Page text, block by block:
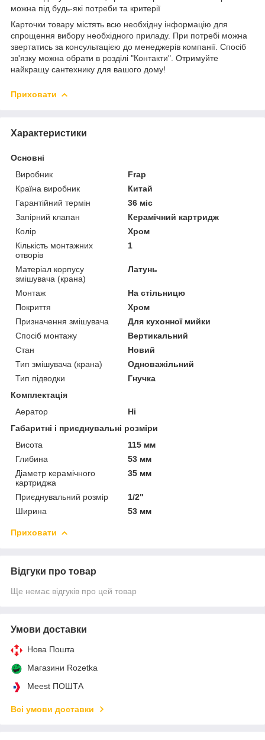
можна під будь-які потреби та критерії
Карточки товару містять всю необхідну інформацію для
спрощення вибору необхідного приладу. При потребі можна
звертатись за консультацією до менеджерів компанії. Спосіб
зв'язку можна обрати в розділі "Контакти". Отримуйте
найкращу сантехнику для вашого дому!
Приховати
Характеристики
Основні
Виробник
Frap
Країна виробник
Китай
Гарантійний термін
36 міс
Запірний клапан
Керамічний картридж
Колір
Хром
Кількість монтажних
отворів
1
Матеріал корпусу
змішувача (крана)
Латунь
Монтаж
На стільницю
Покриття
Хром
Призначення змішувача
Для кухонної мийки
Спосіб монтажу
Вертикальний
Стан
Новий
Тип змішувача (крана)
Одноважільний
Тип підводки
Гнучка
Комплектація
Аератор
Ні
Габаритні і приєднувальні розміри
Висота
115 мм
Глибина
53 мм
Діаметр керамічного
картриджа
35 мм
Приєднувальний розмір
1/2"
Ширина
53 мм
Приховати
Відгуки про товар
Ще немає відгуків про цей товар
Умови доставки
Нова Пошта
Магазини Rozetka
Meest ПОШТА
Всі умови доставки